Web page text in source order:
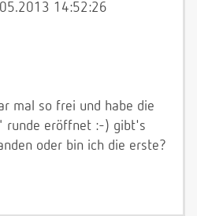
14:52:26
mal so frei und habe die
runde eröffnet :-) gibt's
oder bin ich die erste?